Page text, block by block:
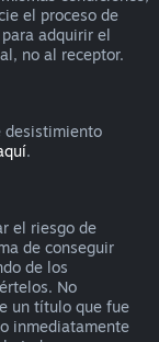
el proceso de
adquirir el
no al receptor.
desistimiento
.
el riesgo de
de conseguir
de los
No
un título que fue
inmediatamente